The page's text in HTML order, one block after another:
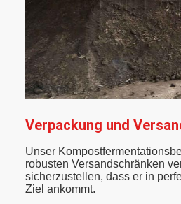
Verpackung und
Unser
robusten Versandschränken
sicherzustellen, dass er in
Ziel ankommt.